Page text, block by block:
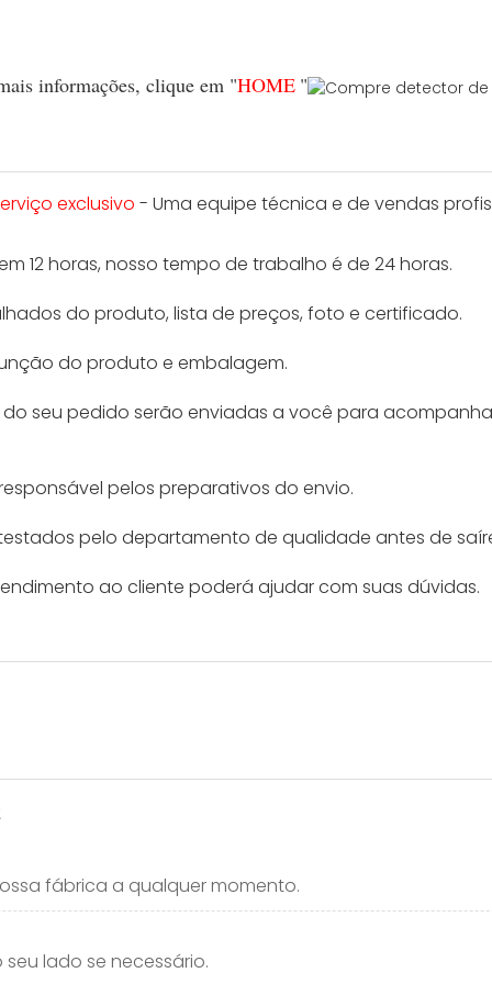
informações, clique em "HOME "
exclusivo - Uma equipe técnica e de vendas
12 horas, nosso tempo de trabalho é de 24 horas.
do produto, lista de preços, foto e certificado.
do produto e embalagem.
seu pedido serão enviadas a você para
pelos preparativos do envio.
pelo departamento de qualidade antes de
ao cliente poderá ajudar com suas dúvidas.
fábrica a qualquer momento.
lado se necessário.